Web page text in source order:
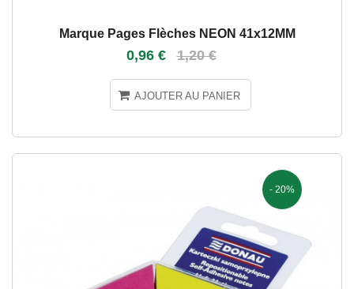
Marque Pages Flèches NEON 41x12MM
0,96 € 1,20 €
AJOUTER AU PANIER
- 20%